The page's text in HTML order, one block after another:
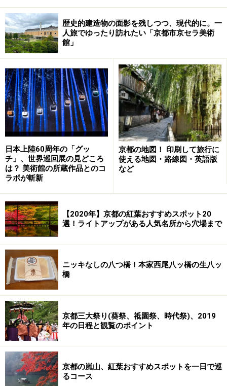
営業時間：11：30～17：00
定休日：水曜
※データは記事公開時点のものです。
※記事内容は執筆時点のものです。最新の内容をご確認くださ
い。
歴史的建造物の面影を残しつつ、現代的に。一
人旅でゆったり訪れたい「京都市京セラ美術
館」
日本上陸60周年の「グッ
チ」、世界巡回展の見どころ
は？ 美術館の所蔵作品とのコ
ラボが斬新
京都の地図！ 印刷して旅行に
使える地図・路線図・英語版
など
【2020年】京都の紅葉おすすめスポット20
選！ライトアップがある人気名所から穴場まで
ニッキなしの八つ橋！本家西尾八ッ橋の生八ッ
橋
京都三大祭り(葵祭、祗園祭、時代祭)、2019
年の日程と観覧のポイント
京都の嵐山、紅葉おすすめスポットを一日で巡
るコース